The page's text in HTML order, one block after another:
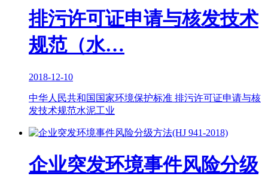
排污许可证申请与核发技术
规范（水…
2018-12-10
中华人民共和国国家环境保护标准 排污许可证申请与核
发技术规范水泥工业
企业突发环境事件风险分级